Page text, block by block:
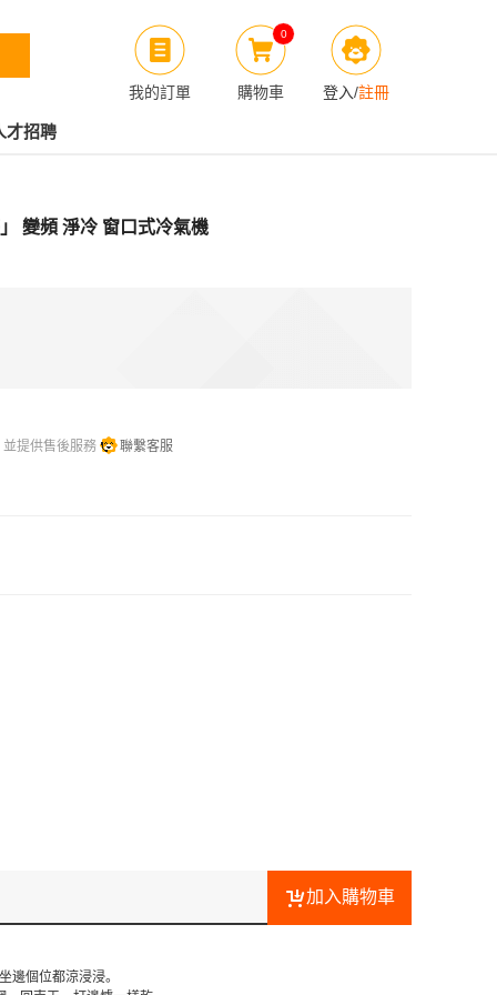
我的訂單
0
購物車 登入/註冊
才招聘
變頻 淨冷 窗口式冷氣機
提供售後服務 聯繫客服
加入購物車
個位都涼浸浸。